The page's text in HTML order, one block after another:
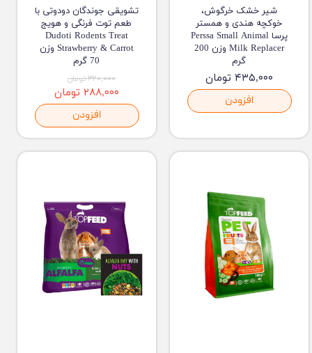
شیر خشک خرگوش،
خوکچه هندی و همستر
پرسا Perssa Small Animal
Milk Replacer وزن 200
گرم
۴۳۵,۰۰۰ تومان
افزودن
تشویقی جوندگان دودوتی با
طعم توت فرنگی و هویج
Dudoti Rodents Treat
Strawberry & Carrot وزن
70 گرم
۳۲۰,۰۰۰ تومان
۲۸۸,۰۰۰ تومان
افزودن